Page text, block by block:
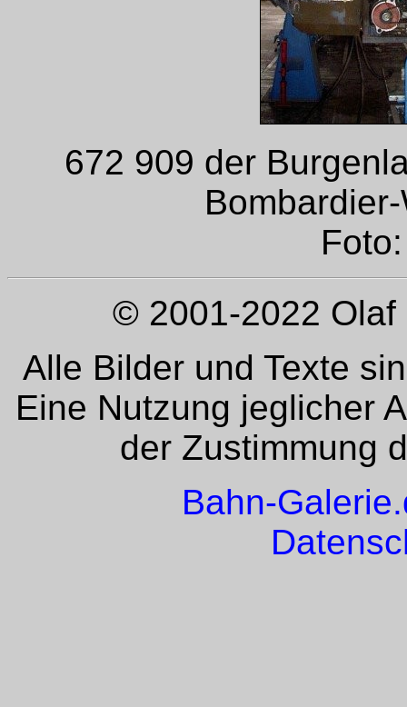
672 909 der
© 2001-2022 Olaf
Alle Bilder und Texte
Eine Nutzung jeglicher
der Zustimmung
Bahn-